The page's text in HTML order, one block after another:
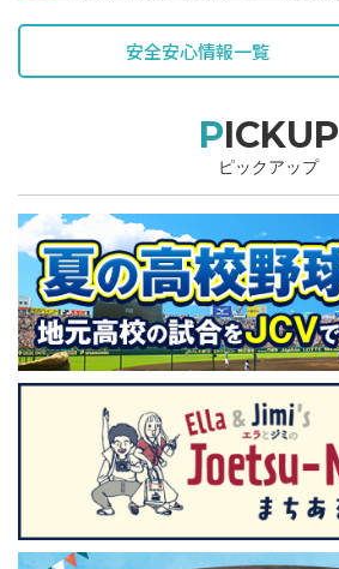
安全安心情報一覧
PICKUP
ピックアップ